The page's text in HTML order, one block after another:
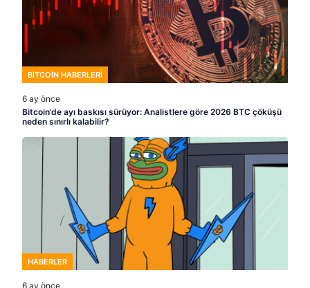
BITCOIN HABERLERI
6 ay önce
Bitcoin’de ayı baskısı sürüyor: Analistlere göre 2026 BTC çöküşü
neden sınırlı kalabilir?
HABERLER
6 ay önce